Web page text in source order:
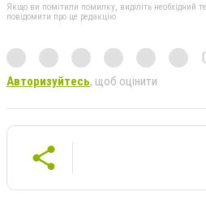
Якщо ви помітили помилку, виділіть необхідний
повідомити про це редакцію
Авторизуйтесь, щоб оцінити